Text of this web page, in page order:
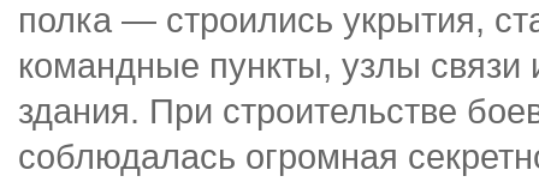
полка — строились укрытия,
командные пункты, узлы связи
здания. При строительстве
соблюдалась огромная